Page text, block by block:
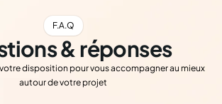
F.A.Q
& réponses
disposition pour vous accompagner au mieux
autour de votre projet